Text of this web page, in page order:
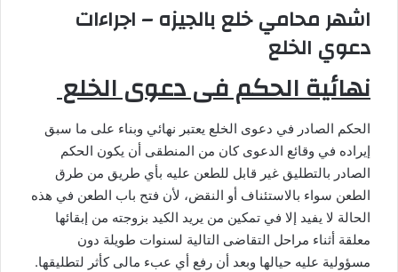
اشهر محامي خلع بالجيزه – اجراءات
دعوي الخلع
نهائية الحكم فى دعوى الخلع
الحكم الصادر في دعوى الخلع يعتبر نهائي وبناء على ما سبق
إيراده في وقائع الدعوى كان من المنطقى أن يكون الحكم
الصادر بالتطليق غير قابل للطعن عليه بأي طريق من طرق
الطعن سواء بالاستئناف أو النقض، لأن فتح باب الطعن في هذه
الحالة لا يفيد إلا في تمكين من يريد الكيد بزوجته من إبقائها
معلقة أثناء مراحل التقاضى التالية لسنوات طويلة دون
مسؤولية عليه حيالها وبعد أن رفع أي عبء مالى كأثر لتطليقها.